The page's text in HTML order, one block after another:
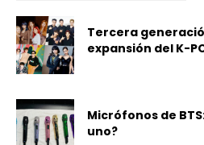
Tercera
expansión del K-
Micrófonos de
uno?